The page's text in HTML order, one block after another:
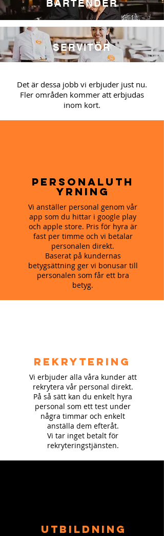
BARTENDER
SERVITÖR
Det är dessa jobb vi erbjuder just nu.
Fler områden kommer att erbjudas
inom kort.
Personaluth
yrning
Vi anställer personal genom vår
app som du hittar i google play
och apple store. Pris för hyra är
fast per timme och vi betalar
personalen direkt.
Baserat på kundernas
betygsättning ger vi bonusar till
personalen som får ett bra
betyg.
Rekrytering
Vi erbjuder alla våra kunder att
rekrytera vår personal direkt.
På så sätt kan du enkelt hyra
personal som ett test under
några timmar och enkelt
anställa dem efteråt.
Vi tar inget betalt för
rekryteringstjänsten.
UTBILDNING